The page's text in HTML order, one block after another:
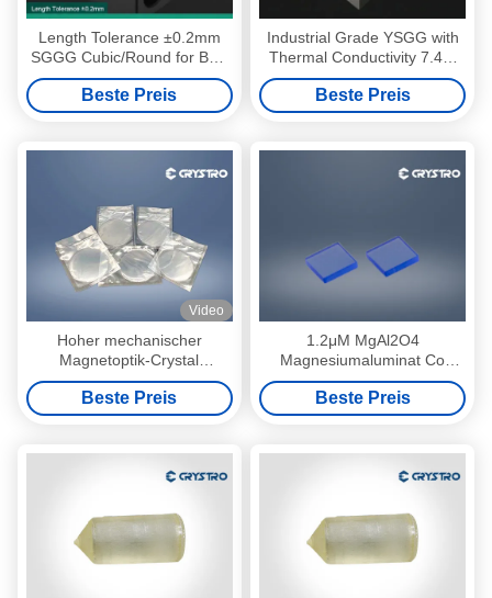
Length Tolerance ±0.2mm
SGGG Cubic/Round for B2B
Search
Beste Preis
Industrial Grade YSGG with
Thermal Conductivity 7.4W
M-1k-1 and Length Tolerance
±0.2mm
Beste Preis
Video
Hoher mechanischer
Magnetoptik-Crystal
Gadolinium Gallium Garnet
Beste Preis
1.2μM MgAl2O4
Magnesiumaluminat Co
Spinel Passive Q-Schalter
Beste Preis